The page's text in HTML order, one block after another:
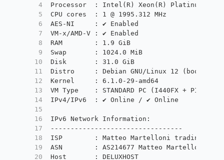
4
5
6
7
8
9
10
11
12
13
14
15
16
17
18
19
20
Processor  : Intel(R) Xeon(R) Platinum 8173M
CPU cores  : 1 @ 1995.312 MHz
AES-NI     : ✔ Enabled
VM-x/AMD-V : ✔ Enabled
RAM        : 1.9 GiB
Swap       : 1024.0 MiB
Disk       : 31.0 GiB
Distro     : Debian GNU/Linux 12 (bookworm)
Kernel     : 6.1.0-29-amd64
VM Type    : STANDARD PC (I440FX + PIIX,
IPv4/IPv6  : ✔ Online / ✔ Online
IPv6 Network Information:
---------------------------------
ISP        : Matteo Martelloni trading as
ASN        : AS214677 Matteo Martelloni
Host       : DELUXHOST